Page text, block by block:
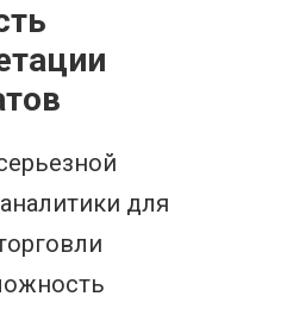
для